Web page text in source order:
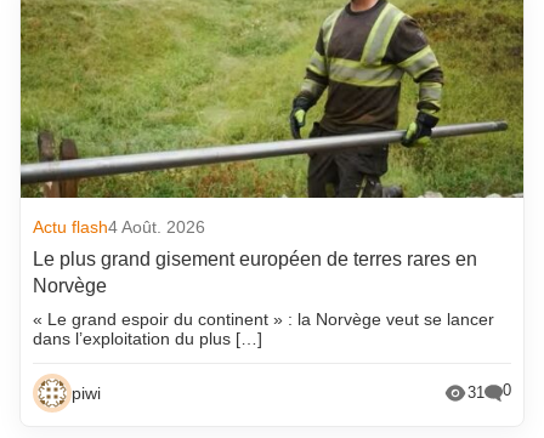
Actu flash4 Août. 2026
Le plus grand gisement européen de terres rares en
Norvège
« Le grand espoir du continent » : la Norvège veut se lancer
dans l’exploitation du plus […]
piwi 31 0